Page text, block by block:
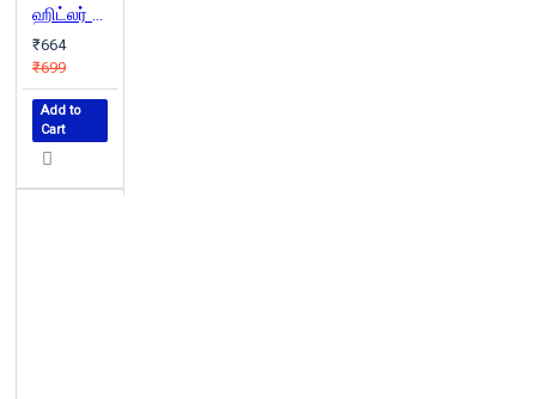
ஹிட்லர் சொல்லப்படாத சரித்திரம்
₹664
₹699
Add to
Cart